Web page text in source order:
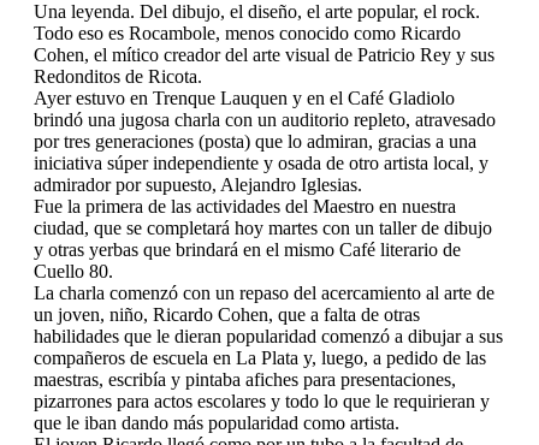
Una leyenda. Del dibujo, el diseño, el arte popular, el rock.
Todo eso es Rocambole, menos conocido como Ricardo
Cohen, el mítico creador del arte visual de Patricio Rey y sus
Redonditos de Ricota.
Ayer estuvo en Trenque Lauquen y en el Café Gladiolo
brindó una jugosa charla con un auditorio repleto, atravesado
por tres generaciones (posta) que lo admiran, gracias a una
iniciativa súper independiente y osada de otro artista local, y
admirador por supuesto, Alejandro Iglesias.
Fue la primera de las actividades del Maestro en nuestra
ciudad, que se completará hoy martes con un taller de dibujo
y otras yerbas que brindará en el mismo Café literario de
Cuello 80.
La charla comenzó con un repaso del acercamiento al arte de
un joven, niño, Ricardo Cohen, que a falta de otras
habilidades que le dieran popularidad comenzó a dibujar a sus
compañeros de escuela en La Plata y, luego, a pedido de las
maestras, escribía y pintaba afiches para presentaciones,
pizarrones para actos escolares y todo lo que le requirieran y
que le iban dando más popularidad como artista.